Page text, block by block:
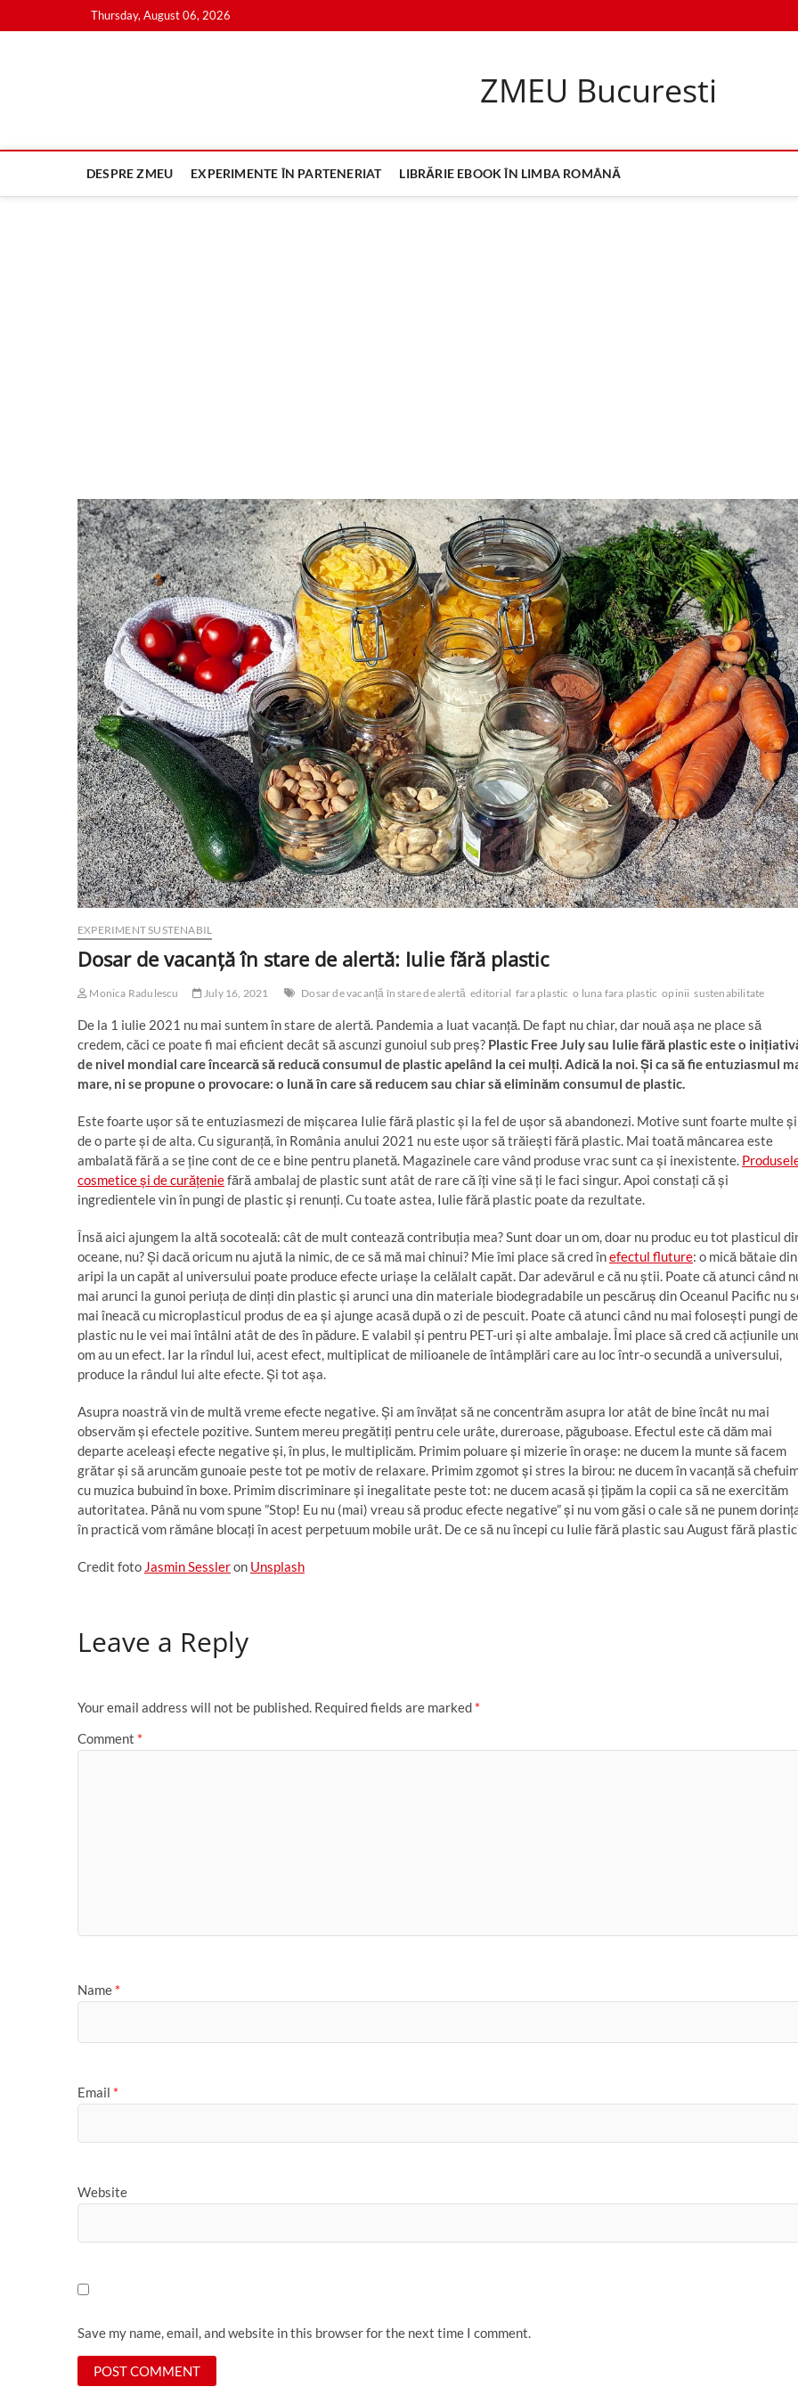
to
Thursday, August 06, 2026
ZMEU Bucuresti
DESPRE ZMEU EXPERIMENTE ÎN PARTENERIAT LIBRĂRIE EBOOK ÎN LIMBA ROMÂNĂ
EXPERIMENT SUSTENABIL
Dosar de vacanță în stare de alertă: Iulie fără plastic
Monica Radulescu July 16, 2021 Dosar de vacanță în stare de alertă editorial fara plastic o luna fara plastic opinii sustenabilitate
De la 1 iulie 2021 nu mai suntem în stare de alertă. Pandemia a luat vacanță. De fapt nu chiar, dar nouă așa ne place să
credem, căci ce poate fi mai eficient decât să ascunzi gunoiul sub preș? Plastic Free July sau Iulie fără plastic este o
de nivel mondial care încearcă să reducă consumul de plastic apelând la cei mulți. Adică la noi. Și ca să fie entuziasmul
mare, ni se propune o provocare: o lună în care să reducem sau chiar să eliminăm consumul de plastic.
Este foarte ușor să te entuziasmezi de mișcarea Iulie fără plastic și la fel de ușor să abandonezi. Motive sunt foarte multe și
de o parte și de alta. Cu siguranță, în România anului 2021 nu este ușor să trăiești fără plastic. Mai toată mâncarea este
ambalată fără a se ține cont de ce e bine pentru planetă. Magazinele care vând produse vrac sunt ca și inexistente.
cosmetice și de curățeniefără ambalaj de plastic sunt atât de rare că îți vine să ți le faci singur. Apoi constați că și
ingredientele vin în pungi de plastic și renunți. Cu toate astea, Iulie fără plastic poate da rezultate.
Însă aici ajungem la altă socoteală: cât de mult contează contribuția mea? Sunt doar un om, doar nu produc eu tot plasticul
oceane, nu? Și dacă oricum nu ajută la nimic, de ce să mă mai chinui? Mie îmi place să cred înefectul fluture: o mică bătaie din
aripi la un capăt al universului poate produce efecte uriașe la celălalt capăt. Dar adevărul e că nu știi. Poate că atunci când
mai arunci la gunoi periuța de dinți din plastic și arunci una din materiale biodegradabile un pescăruș din Oceanul Pacific nu
mai îneacă cu microplasticul produs de ea și ajunge acasă după o zi de pescuit. Poate că atunci când nu mai folosești pungi de
plastic nu le vei mai întâlni atât de des în pădure. E valabil și pentru PET-uri și alte ambalaje. Îmi place să cred că acțiunile
om au un efect. Iar la rîndul lui, acest efect, multiplicat de milioanele de întâmplări care au loc într-o secundă a universului,
produce la rândul lui alte efecte. Și tot așa.
Asupra noastră vin de multă vreme efecte negative. Și am învățat să ne concentrăm asupra lor atât de bine încât nu mai
observăm și efectele pozitive. Suntem mereu pregătiți pentru cele urâte, dureroase, păguboase. Efectul este că dăm mai
departe aceleași efecte negative și, în plus, le multiplicăm. Primim poluare și mizerie în orașe: ne ducem la munte să facem
grătar și să aruncăm gunoaie peste tot pe motiv de relaxare. Primim zgomot și stres la birou: ne ducem în vacanță să
cu muzica bubuind în boxe. Primim discriminare și inegalitate peste tot: ne ducem acasă și țipăm la copii ca să ne exercităm
autoritatea. Până nu vom spune ”Stop! Eu nu (mai) vreau să produc efecte negative” și nu vom găsi o cale să ne punem
în practică vom rămâne blocați în acest perpetuum mobile urât. De ce să nu începi cu Iulie fără plastic sau August fără
Credit foto Jasmin Sessleron Unsplash
Leave a Reply
Your email address will not be published. Required fields are marked *
Comment *
Name *
Email *
Website
Save my name, email, and website in this browser for the next time I comment.